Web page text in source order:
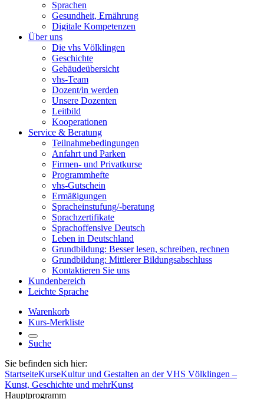
Sprachen
Gesundheit, Ernährung
Digitale Kompetenzen
Über uns
Die vhs Völklingen
Geschichte
Gebäudeübersicht
vhs-Team
Dozent/in werden
Unsere Dozenten
Leitbild
Kooperationen
Service & Beratung
Teilnahmebedingungen
Anfahrt und Parken
Firmen- und Privatkurse
Programmhefte
vhs-Gutschein
Ermäßigungen
Spracheinstufung/-beratung
Sprachzertifikate
Sprachoffensive Deutsch
Leben in Deutschland
Grundbildung: Besser lesen, schreiben, rechnen
Grundbildung: Mittlerer Bildungsabschluss
Kontaktieren Sie uns
Kundenbereich
Leichte Sprache
Warenkorb
Kurs-Merkliste
Suche
Sie befinden sich hier:
StartseiteKurseKultur und Gestalten an der VHS Völklingen –
Kunst, Geschichte und mehrKunst
Hauptprogramm